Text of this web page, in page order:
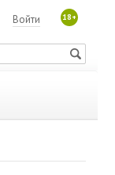
18+
Войти